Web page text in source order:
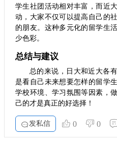
学生社团活动相对丰富，而近
动，大家不仅可以提高自己的
的朋友。这种多元化的留学生
少色彩。
总结与建议
总的来说，日大和近大各
是看自己未来想要怎样的留学
学校环境、学习氛围等因素，
己的才是真正的好选择！
发私信 0 0